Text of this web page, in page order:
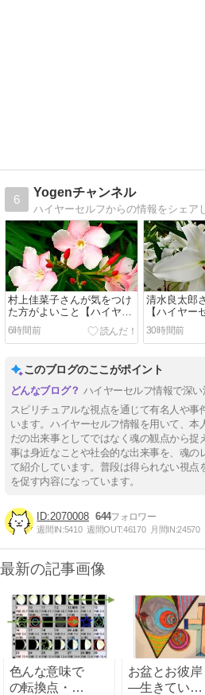
6
Yogenチャンネル
ハイヤーセルフからの情報をシェア
村上佳菜子さんが気をつけ
た方がよいこと【ハイヤー
セルフ情報】
6時間前
清水良太郎
【ハイヤー
30時間前
このブログのここがポイント
ハイヤーセルフ情報で深い
スピリチュアルな視点を通じて有名人や事
います。ハイヤーセルフ情報を用いて、本
だの出来事としてではなく魂の観点から捉
事は身近なことや社会的な出来事を、魂の
て紹介しています。普段は得られない視点
を促す内容になっています。
2070008 644
週間IN:5410 週間OUT:46170 月間IN:24570
最新の記事画像
色んな意味で
の転換点・分
お盆とお彼岸
―生きていく